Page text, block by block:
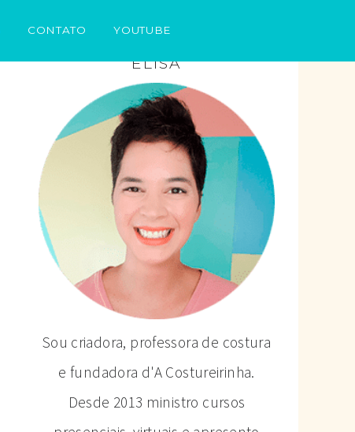
CONTATO YOUTUBE
ELISA
Sou criadora, professora de costura
e fundadora d'A Costureirinha.
Desde 2013 ministro cursos